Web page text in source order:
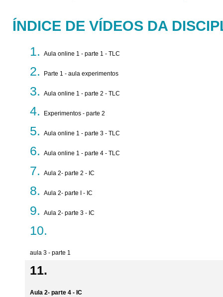
ÍNDICE DE VÍDEOS DA
Aula online 1 - parte 1 - TLC
Parte 1 - aula experimentos
Aula online 1 - parte 2 - TLC
Experimentos - parte 2
Aula online 1 - parte 3 - TLC
Aula online 1 - parte 4 - TLC
Aula 2- parte 2 - IC
Aula 2- parte I - IC
Aula 2- parte 3 - IC
aula 3 - parte 1
Aula 2- parte 4 - IC